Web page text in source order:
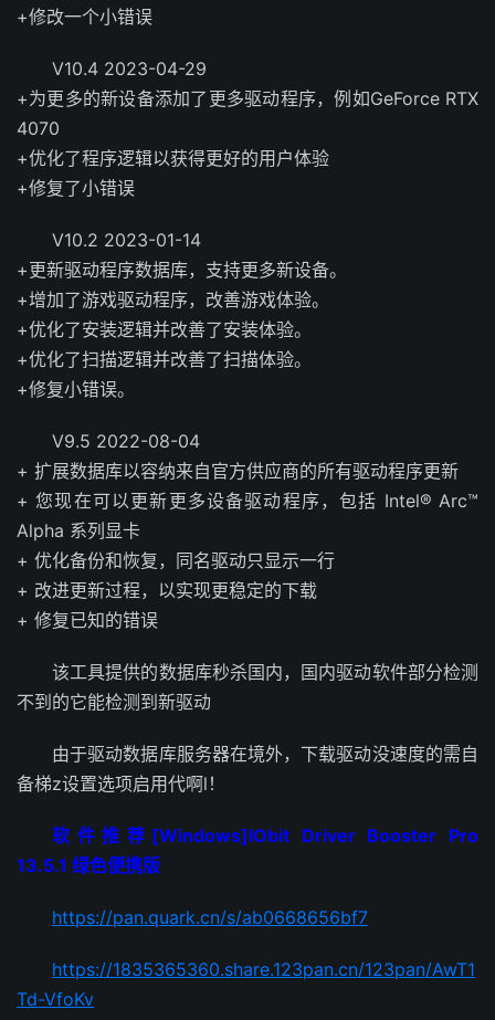
+修改一个小错误
V10.4 2023-04-29
+为更多的新设备添加了更多驱动程序，例如GeForce RTX
4070
+优化了程序逻辑以获得更好的用户体验
+修复了小错误
V10.2 2023-01-14
+更新驱动程序数据库，支持更多新设备。
+增加了游戏驱动程序，改善游戏体验。
+优化了安装逻辑并改善了安装体验。
+优化了扫描逻辑并改善了扫描体验。
+修复小错误。
V9.5 2022-08-04
+ 扩展数据库以容纳来自官方供应商的所有驱动程序更新
+ 您现在可以更新更多设备驱动程序，包括 Intel® Arc™
Alpha 系列显卡
+ 优化备份和恢复，同名驱动只显示一行
+ 改进更新过程，以实现更稳定的下载
+ 修复已知的错误
该工具提供的数据库秒杀国内，国内驱动软件部分检测
不到的它能检测到新驱动
由于驱动数据库服务器在境外，下载驱动没速度的需自
备梯z设置选项启用代啊l！
软件推荐[Windows]IObit Driver Booster Pro
13.5.1 绿色便携版
https://pan.quark.cn/s/ab0668656bf7
https://1835365360.share.123pan.cn/123pan/AwT1
Td-VfoKv